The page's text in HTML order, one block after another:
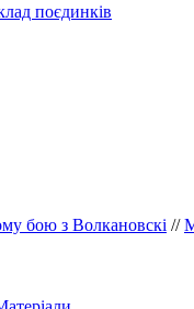
поєдинків
бою з Волкановскі //